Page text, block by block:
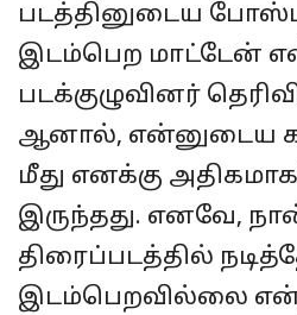
படத்தினுடைய
இடம்பெற மாட்டேன்
படக்குழுவினர்
ஆனால், என்னுடைய
மீது எனக்கு
இருந்தது. எனவே,
திரைப்படத்தில்
இடம்பெறவில்லை